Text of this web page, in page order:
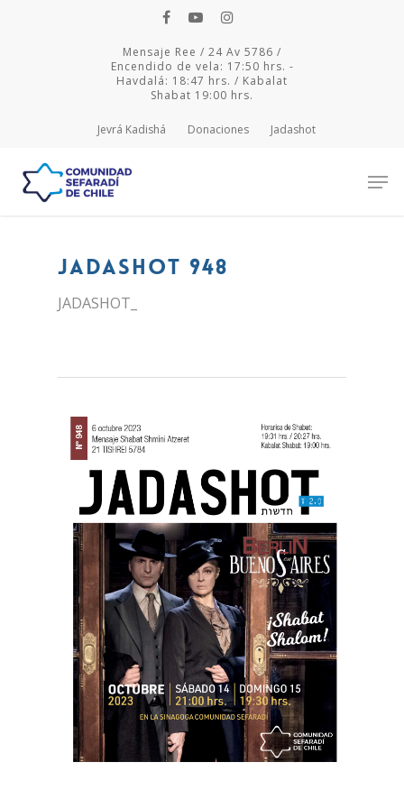
Mensaje Ree / 24 Av 5786 /
Encendido de vela: 17:50 hrs. -
Havdalá: 18:47 hrs. / Kabalat
Shabat 19:00 hrs.
Jevrá Kadishá Donaciones Jadashot
Hit enter to search or ESC to close
JADASHOT 948
JADASHOT_